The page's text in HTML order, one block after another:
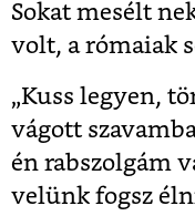
Sokat mesélt
volt, a rómaiak
„Kuss legyen,
vágott
én rabszolgám
velünk fogsz